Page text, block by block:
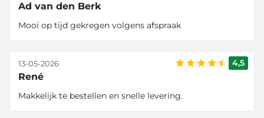
Ad van den Berk
Mooi op tijd gekregen volgens afspraak
4,5
René
13-05-2026
Makkelijk te bestellen en snelle levering.